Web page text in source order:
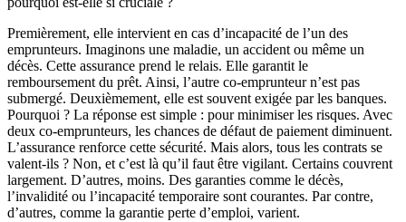
Premièrement, elle intervient en cas d’incapacité de l’un des
emprunteurs. Imaginons une maladie, un accident ou même un
décès. Cette assurance prend le relais. Elle garantit le
remboursement du prêt. Ainsi, l’autre co-emprunteur n’est pas
submergé. Deuxièmement, elle est souvent exigée par les banques.
Pourquoi ? La réponse est simple : pour minimiser les risques. Avec
deux co-emprunteurs, les chances de défaut de paiement diminuent.
L’assurance renforce cette sécurité. Mais alors, tous les contrats se
valent-ils ? Non, et c’est là qu’il faut être vigilant. Certains couvrent
largement. D’autres, moins. Des garanties comme le décès,
l’invalidité ou l’incapacité temporaire sont courantes. Par contre,
d’autres, comme la garantie perte d’emploi, varient.